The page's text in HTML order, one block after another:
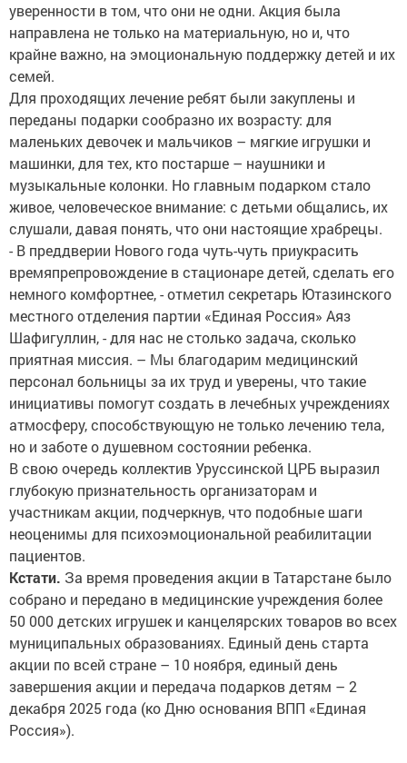
уверенности в том, что они не одни. Акция была
направлена не только на материальную, но и, что
крайне важно, на эмоциональную поддержку детей и их
семей.
Для проходящих лечение ребят были закуплены и
переданы подарки сообразно их возрасту: для
маленьких девочек и мальчиков – мягкие игрушки и
машинки, для тех, кто постарше – наушники и
музыкальные колонки. Но главным подарком стало
живое, человеческое внимание: с детьми общались, их
слушали, давая понять, что они настоящие храбрецы.
- В преддверии Нового года чуть-чуть приукрасить
времяпрепровождение в стационаре детей, сделать его
немного комфортнее, - отметил секретарь Ютазинского
местного отделения партии «Единая Россия» Аяз
Шафигуллин, - для нас не столько задача, сколько
приятная миссия. – Мы благодарим медицинский
персонал больницы за их труд и уверены, что такие
инициативы помогут создать в лечебных учреждениях
атмосферу, способствующую не только лечению тела,
но и заботе о душевном состоянии ребенка.
В свою очередь коллектив Уруссинской ЦРБ выразил
глубокую признательность организаторам и
участникам акции, подчеркнув, что подобные шаги
неоценимы для психоэмоциональной реабилитации
пациентов.
Кстати. За время проведения акции в Татарстане было
собрано и передано в медицинские учреждения более
50 000 детских игрушек и канцелярских товаров во всех
муниципальных образованиях. Единый день старта
акции по всей стране – 10 ноября, единый день
завершения акции и передача подарков детям – 2
декабря 2025 года (ко Дню основания ВПП «Единая
Россия»).